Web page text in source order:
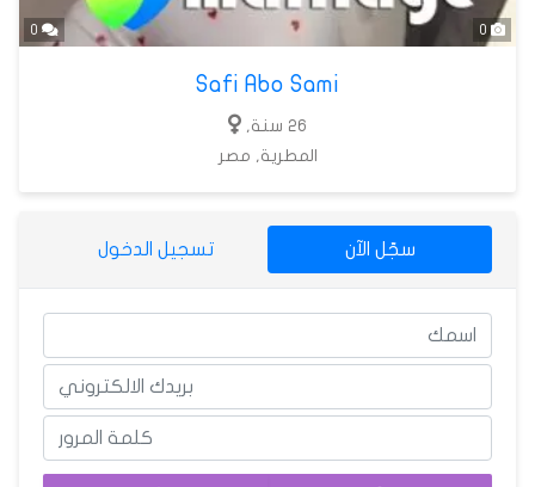
Safi Abo Sami
26 سنة,
المطرية, مصر
سجّل الآن تسجيل الدخول